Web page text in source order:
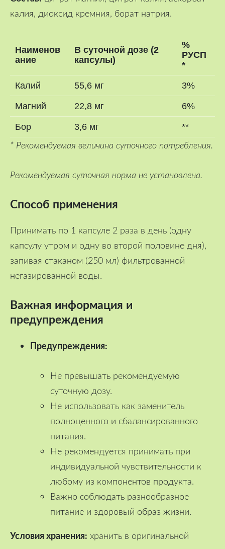
калия, диоксид кремния, борат натрия.
Наименов
ание
В суточной дозе (2
капсулы)
%
РУСП
*
Калий 55,6 мг 3%
Магний 22,8 мг 6%
Бор 3,6 мг **
* Рекомендуемая величина суточного потребления.
Рекомендуемая суточная норма не установлена.
Способ применения
Принимать по 1 капсуле 2 раза в день (одну
капсулу утром и одну во второй половине дня),
запивая стаканом (250 мл) фильтрованной
негазированной воды.
Важная информация и
предупреждения
Предупреждения:
Не превышать рекомендуемую
суточную дозу.
Не использовать как заменитель
полноценного и сбалансированного
питания.
Не рекомендуется принимать при
индивидуальной чувствительности к
любому из компонентов продукта.
Важно соблюдать разнообразное
питание и здоровый образ жизни.
Условия хранения: хранить в оригинальной